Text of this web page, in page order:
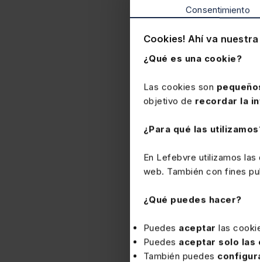
Consentimiento
Cookies! Ahí va
¿Qué es una cookie?
Las cookies son
objetivo de recordar la
¿Para qué las
En Lefebvre utilizamos
web. También con fines
¿Qué puedes hacer?
Puedes aceptar las
Puedes aceptar solo las
También puedes
diligencia de
obstrucción se dirigiera
90.000 euros impuesta a